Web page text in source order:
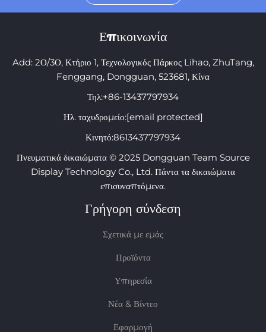
Επικοινωνία
Add: 2Ο/3Ο, Κτήριο 1, Τεχνολογικός Πάρκος Lihao, ZhuTang,
Fenggang, Dongguan, 523681, Κίνα
Τηλ:+86-13437797934
Ηλ. ταχυδρομείο:[email protected]
Κινητό:8613437797934
Πνευματικά δικαιώματα © 2025 Dongguan Team Source
Display Technology Co., Ltd. Πάντα τα δικαιώματα
επισυναπτόμενα.
Γρήγορη σύνδεση
Σχετικά με εμάς
Προϊόντα
Υπηρεσία
Νέα & Βίντεο
Εφαρμογή